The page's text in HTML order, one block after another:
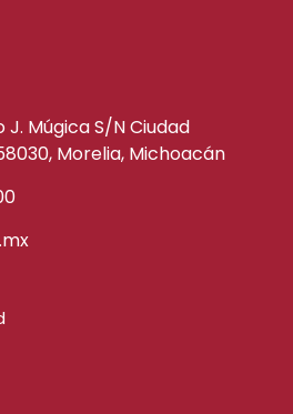
Múgica S/N Ciudad
Morelia, Michoacán